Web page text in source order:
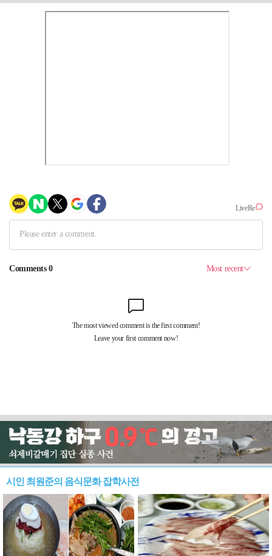
시인 최원준의 음식문화 잡학사전